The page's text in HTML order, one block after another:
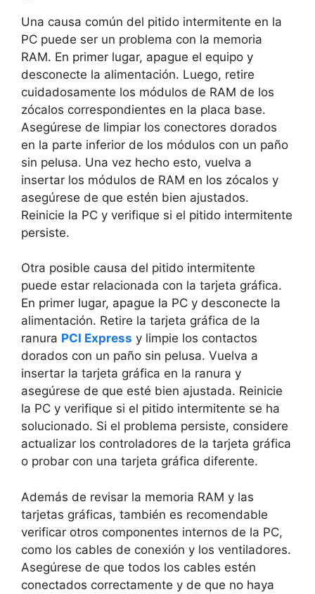
Una causa común del pitido intermitente en la
⁢PC puede ser un problema​ con la memoria
RAM. En⁢ primer lugar, apague el equipo y
desconecte la alimentación. Luego, retire
‍cuidadosamente los ⁣módulos⁣ de RAM de los
zócalos ⁤correspondientes en la placa base.
Asegúrese⁤ de ‌limpiar los conectores⁤ dorados
en la parte inferior de los módulos con un⁢ paño
sin pelusa. Una vez hecho esto, ‌vuelva a
insertar los ​módulos ⁢de RAM⁢ en los zócalos y
asegúrese ⁤de que estén ⁢bien ajustados.
Reinicie la PC y verifique si‌ el pitido intermitente
⁢persiste. ⁣
Otra posible causa del pitido intermitente
puede ‍estar relacionada ⁣con ⁣la ⁣tarjeta gráfica.
En ‌primer lugar, apague la PC y desconecte⁤ la
alimentación. Retire ⁢la tarjeta‍ gráfica ⁢de​ la
ranura PCI Express y limpie los ‍contactos
dorados con un paño sin pelusa. ​Vuelva⁤ a
⁢insertar la ⁢tarjeta gráfica en​ la ⁤ranura‌ y
asegúrese de que ​esté bien ajustada. Reinicie
⁢la⁣ PC y​ verifique si⁤ el‍ pitido intermitente se ha
solucionado. ​Si el problema persiste, considere
actualizar los ⁢controladores de la ⁣tarjeta gráfica
o probar con una tarjeta ‌gráfica⁤ diferente.
Además de revisar la‌ memoria ⁤RAM‍ y las⁣
tarjetas gráficas, también es recomendable
verificar‌ otros componentes‌ internos de la ⁤PC,
como los cables de conexión y⁤ los ventiladores.
Asegúrese ‍de que todos ​los cables ‌estén
⁢conectados correctamente⁢ y de que no haya